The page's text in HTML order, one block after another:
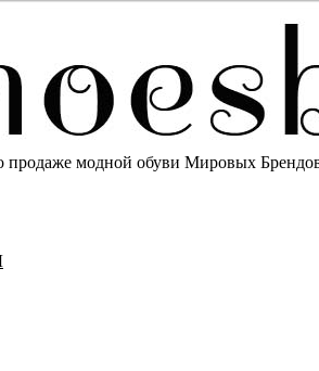
продаже модной обуви Мировых